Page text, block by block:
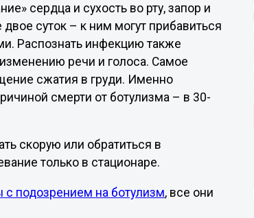
сердца и сухость во рту, запор и
суток – к ним могут прибавиться
Распознать инфекцию также
речи и голоса. Самое
сжатия в груди. Именно
смерти от ботулизма – в 30-
скорую или обратиться в
только в стационаре.
с подозрением на ботулизм, все они